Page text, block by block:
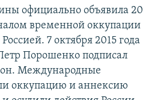
официально объявила 20
временной оккупации
7 октября 2015 года
Порошенко подписал
Международные
оккупацию и аннексию